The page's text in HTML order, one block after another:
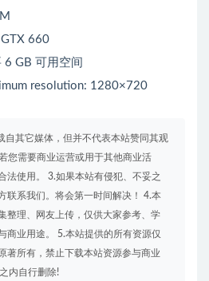
GTX 660
GB 可用空间
resolution: 1280×720
自其它媒体，但并不代表本站赞同其观
您需要商业运营或用于其他商业活
法使用。 3.如果本站有侵犯、不妥之
联系我们。将会第一时间解决！ 4.本
整理、网友上传，仅供大家参考、学
商业用途。 5.本站提供的所有资源仅
著所有，禁止下载本站资源参与商业
内自行删除!